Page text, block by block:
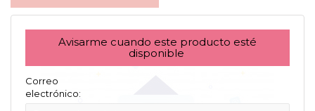
Avisarme cuando este producto esté
disponible
Correo
electrónico: